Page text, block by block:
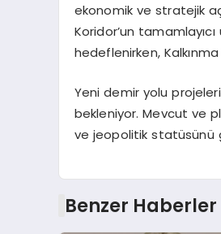
ekonomik ve stratejik
Koridor’un
hedeflenirken,
Yeni demir yolu
bekleniyor. Mevcut ve
ve jeopolitik statüsünü
Benzer Haberler